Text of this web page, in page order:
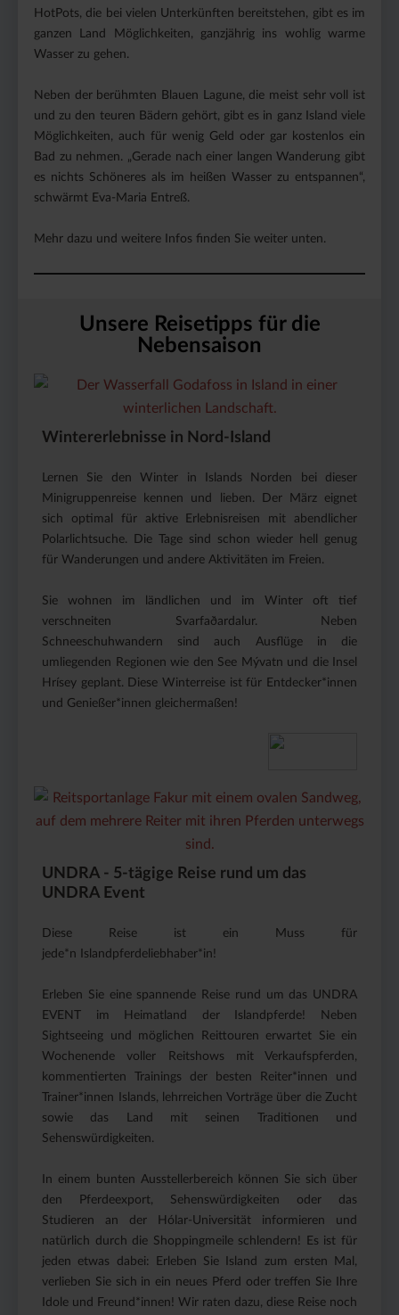
HotPots, die bei vielen Unterkünften bereitstehen, gibt es im
ganzen Land Möglichkeiten, ganzjährig ins wohlig warme
Wasser zu gehen.
Neben der berühmten Blauen Lagune, die meist sehr voll ist
und zu den teuren Bädern gehört, gibt es in ganz Island viele
Möglichkeiten, auch für wenig Geld oder gar kostenlos ein
Bad zu nehmen. „Gerade nach einer langen Wanderung gibt
es nichts Schöneres als im heißen Wasser zu entspannen“,
schwärmt Eva-Maria Entreß.
Mehr dazu und weitere Infos finden Sie weiter unten.
Unsere Reisetipps für die
Nebensaison
Wintererlebnisse in Nord-Island
Lernen Sie den Winter in Islands Norden bei dieser
Minigruppenreise kennen und lieben. Der März eignet
sich optimal für aktive Erlebnisreisen mit abendlicher
Polarlichtsuche. Die Tage sind schon wieder hell genug
für Wanderungen und andere Aktivitäten im Freien.
Sie wohnen im ländlichen und im Winter oft tief
verschneiten Svarfaðardalur. Neben
Schneeschuhwandern sind auch Ausflüge in die
umliegenden Regionen wie den See Mývatn und die Insel
Hrísey geplant. Diese Winterreise ist für Entdecker*innen
und Genießer*innen gleichermaßen!
UNDRA - 5-tägige Reise rund um das
UNDRA Event
Diese Reise ist ein Muss für
jede*n Islandpferdeliebhaber*in!
Erleben Sie eine spannende Reise rund um das UNDRA
EVENT im Heimatland der Islandpferde! Neben
Sightseeing und möglichen Reittouren erwartet Sie ein
Wochenende voller Reitshows mit Verkaufspferden,
kommentierten Trainings der besten Reiter*innen und
Trainer*innen Islands, lehrreichen Vorträge über die Zucht
sowie das Land mit seinen Traditionen und
Sehenswürdigkeiten.
In einem bunten Ausstellerbereich können Sie sich über
den Pferdeexport, Sehenswürdigkeiten oder das
Studieren an der Hólar-Universität informieren und
natürlich durch die Shoppingmeile schlendern! Es ist für
jeden etwas dabei: Erleben Sie Island zum ersten Mal,
verlieben Sie sich in ein neues Pferd oder treffen Sie Ihre
Idole und Freund*innen! Wir raten dazu, diese Reise noch